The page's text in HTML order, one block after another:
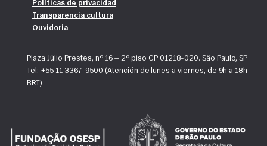
Políticas de privacidad
Transparencia cultura
Ouvidoria
Plaza Júlio Prestes, nº 16 — 2º piso CP 01218-020. São Paulo, SP
Tel: +55 11 3367-9500 (Atención de lunes a viernes, de 9h a 18h
BRT)